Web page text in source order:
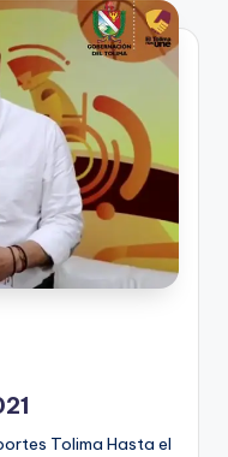
Tolima Hasta el